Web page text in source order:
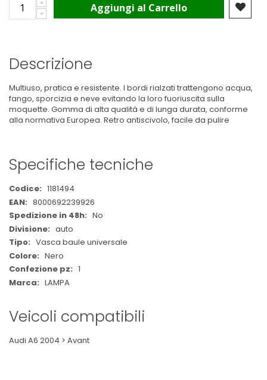
Aggiungi al Carrello
Descrizione
Multiuso, pratica e resistente. I bordi rialzati trattengono acqua,
fango, sporcizia e neve evitando la loro fuoriuscita sulla
moquette. Gomma di alta qualità e di lunga durata, conforme
alla normativa Europea. Retro antiscivolo, facile da pulire
Specifiche tecniche
Maggiori
Informazioni
1181494
8000692239926
No
auto
Vasca baule universale
Nero
1
LAMPA
Veicoli compatibili
Audi A6 2004 > Avant